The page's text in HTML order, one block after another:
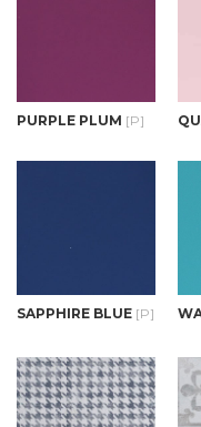
PURPLE PLUM [P]
SAPPHIRE BLUE [P]